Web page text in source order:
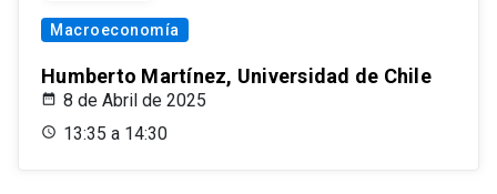
Macroeconomía
Humberto Martínez, Universidad de Chile
8 de Abril de 2025
13:35 a 14:30